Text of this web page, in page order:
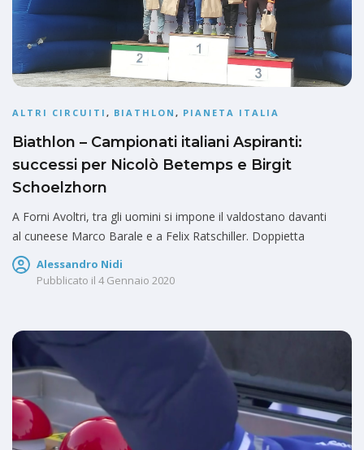
ALTRI CIRCUITI , BIATHLON , PIANETA ITALIA
Biathlon – Campionati italiani Aspiranti:
successi per Nicolò Betemps e Birgit
Schoelzhorn
A Forni Avoltri, tra gli uomini si impone il valdostano davanti
al cuneese Marco Barale e a Felix Ratschiller. Doppietta
Alessandro Nidi
Pubblicato il 4 Gennaio 2020